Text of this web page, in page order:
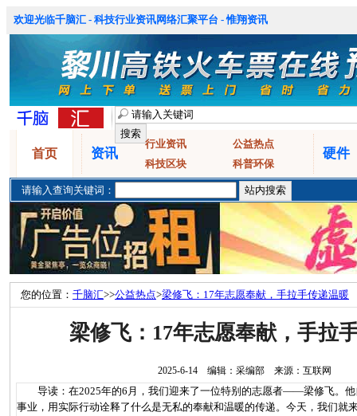
欢迎光临千脑汇 - 科技行业资讯网络汇聚平台 - 惟翔资讯
首页 资讯
行业资讯
公益热点
科技区块
科普环保
硬件
请输入查询关键词：
您的位置： 千脑汇>>公益热点>梁修飞：17年志愿奉献，手拉手传递温暖
梁修飞：17年志愿奉献，手拉
2025-6-14 编辑：采编部 来源：互联网
导读：在2025年的6月，我们迎来了一位特别的志愿者——梁修飞。他
事业，用实际行动诠释了什么是无私的奉献和温暖的传递。今天，我们就